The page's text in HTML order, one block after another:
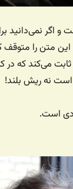
و اگر نمی‌دانید
این متن را متوقف
می‌کند که در
نه ریش بلند!
است.